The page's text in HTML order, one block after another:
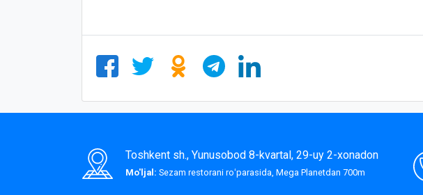
Toshkent sh., Yunusobod 8-kvartal, 29-uy 2-xonadon
Mo'ljal: Sezam restorani roʻparasida, Mega Planetdan 700m